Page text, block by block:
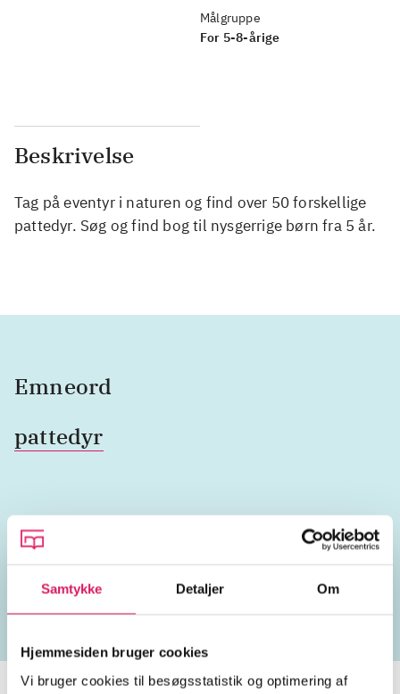
Samtykke Detaljer Om
Hjemmesiden bruger cookies
Vi bruger cookies til besøgsstatistik og optimering af
Målgruppe
For 5-8-årige
Beskrivelse
Tag på eventyr i naturen og find over 50 forskellige
pattedyr. Søg og find bog til nysgerrige børn fra 5 år.
Emneord
pattedyr
Lignende emneord
vilde dyr dyreliv dyr skove truede dyr